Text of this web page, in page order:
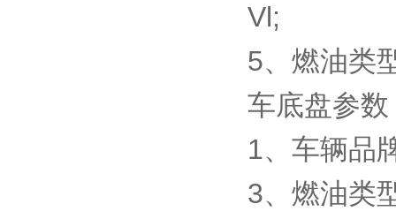
Vl;
5、燃油类
车底盘参数
1、车辆品
3、燃油类